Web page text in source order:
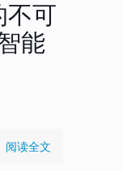
不可
能
阅读全文